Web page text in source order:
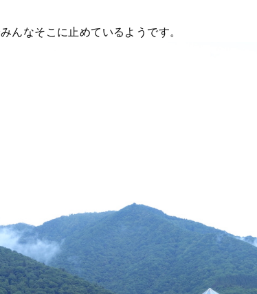
んなそこに止めているようです。